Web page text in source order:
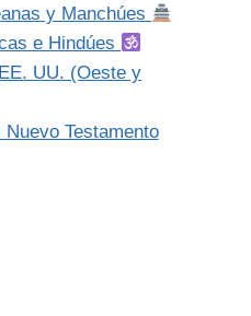
y Manchúes
e Hindúes
UU. (Oeste y
Testamento